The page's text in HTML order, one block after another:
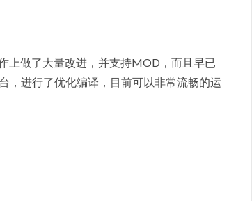
上做了大量改进，并支持MOD，而且早已
，进行了优化编译，目前可以非常流畅的运